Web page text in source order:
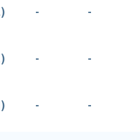
- -
- -
- -